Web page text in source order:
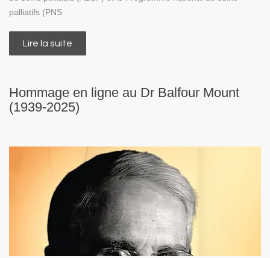
palliatifs (PNS
Lire la suite
au Bénin - 8 au 10 octobre 2026
Hommage en ligne au Dr Balfour Mount
(1939-2025)